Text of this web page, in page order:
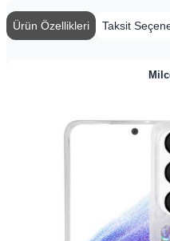
Ürün Özellikleri Taksit